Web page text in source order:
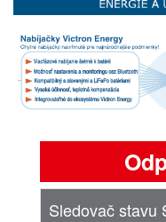
Sledovač stavu